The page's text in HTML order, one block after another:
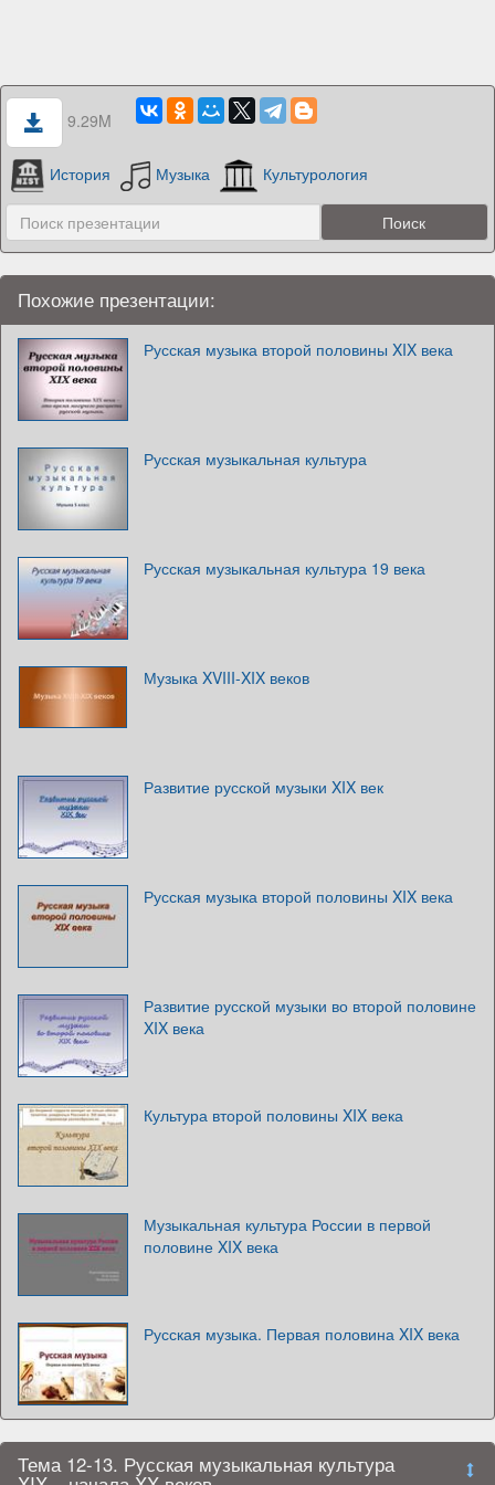
9.29M
История Музыка Культурология
Похожие презентации:
Русская музыка второй половины XIX века
Русская музыкальная культура
Русская музыкальная культура 19 века
Музыка XVIII-XIX веков
Развитие русской музыки XIX век
Русская музыка второй половины XIX века
Развитие русской музыки во второй половине
XIX века
Культура второй половины XIX века
Музыкальная культура России в первой
половине XIX века
Русская музыка. Первая половина XIX века
Тема 12-13. Русская музыкальная культура